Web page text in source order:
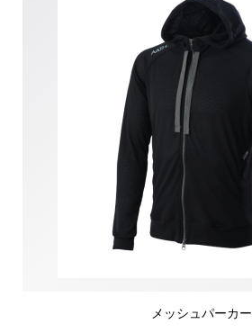
メッシュパーカー